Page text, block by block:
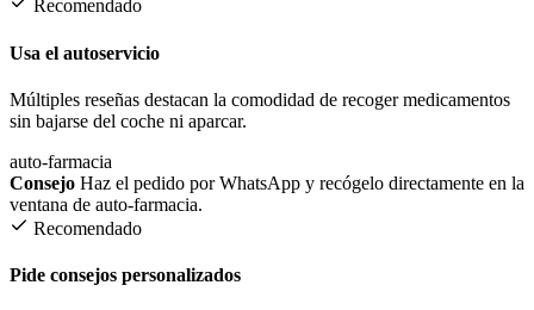
Recomendado
Usa el autoservicio
Múltiples reseñas destacan la comodidad de recoger medicamentos
sin bajarse del coche ni aparcar.
auto-farmacia
Consejo Haz el pedido por WhatsApp y recógelo directamente en la
ventana de auto-farmacia.
Recomendado
Pide consejos personalizados